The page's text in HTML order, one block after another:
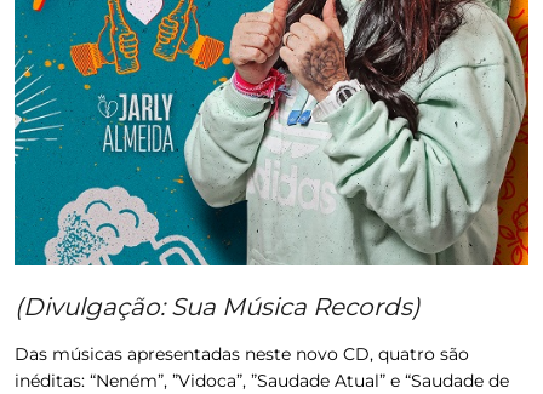
(Divulgação: Sua Música Records)
Das músicas apresentadas neste novo CD, quatro são
inéditas: “Neném”, ”Vidoca”, ”Saudade Atual” e “Saudade de